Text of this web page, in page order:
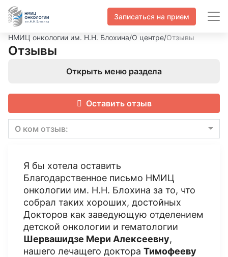
Записаться на прием
НМИЦ онкологии им. Н.Н. Блохина/О центре/Отзывы
Отзывы
Открыть меню раздела
Оставить отзыв
О ком отзыв:
Я бы хотела оставить
Благодарственное письмо НМИЦ
онкологии им. Н.Н. Блохина за то, что
собрал таких хороших, достойных
Докторов как заведующую отделением
детской онкологии и гематологии
Шервашидзе Мери Алексеевну,
нашего лечащего доктора Тимофееву